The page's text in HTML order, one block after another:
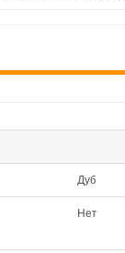
Дуб
Нет